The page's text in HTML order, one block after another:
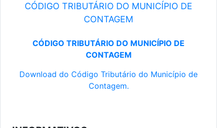
CÓDIGO TRIBUTÁRIO DO MUNICÍPIO DE
CONTAGEM
CÓDIGO TRIBUTÁRIO DO MUNICÍPIO DE
CONTAGEM
Download do Código Tributário do Município de
Contagem.